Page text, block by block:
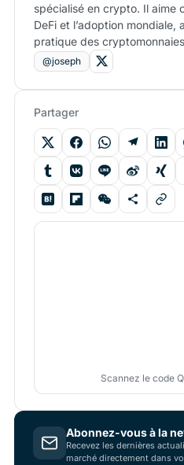
spécialisé en crypto. Il aime
DeFi et l’adoption mondiale,
pratique des
@joseph
Partager
Scannez le code
Abonnez-vous à la
Recevez les dernières
marché directement dans